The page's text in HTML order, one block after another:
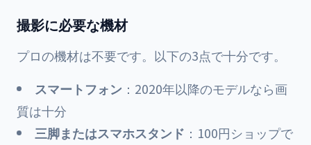
撮影に必要な機材
プロの機材は不要です。以下の3点で十分です。
スマートフォン ：2020年以降のモデルなら画
質は十分
三脚またはスマホスタンド ：100円ショップで